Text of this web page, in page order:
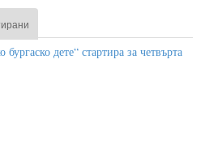
дете“ стартира за четвърта